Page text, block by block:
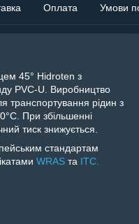
Оплата Умови
45° Hidroten з
PVC-U. Виробництво
транспортування рідин з
При збільшенні
тиск знижується.
стандартам
WRAS та ITC.